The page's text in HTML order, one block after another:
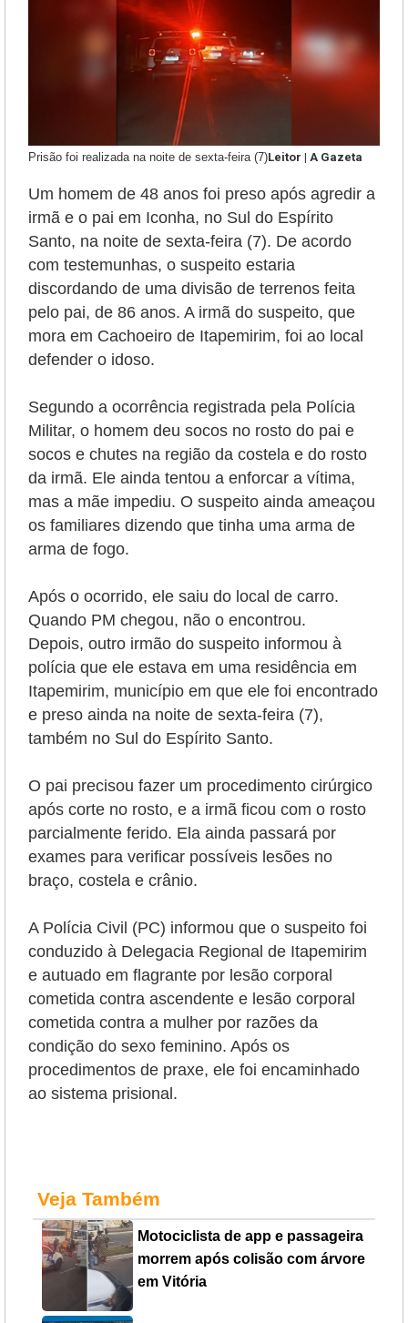
Prisão foi realizada na noite de sexta-feira (7)Leitor | A Gazeta
Um homem de 48 anos foi preso após agredir a
irmã e o pai em Iconha, no Sul do Espírito
Santo, na noite de sexta-feira (7). De acordo
com testemunhas, o suspeito estaria
discordando de uma divisão de terrenos feita
pelo pai, de 86 anos. A irmã do suspeito, que
mora em Cachoeiro de Itapemirim, foi ao local
defender o idoso.
Segundo a ocorrência registrada pela Polícia
Militar, o homem deu socos no rosto do pai e
socos e chutes na região da costela e do rosto
da irmã. Ele ainda tentou a enforcar a vítima,
mas a mãe impediu. O suspeito ainda ameaçou
os familiares dizendo que tinha uma arma de
arma de fogo.
Após o ocorrido, ele saiu do local de carro.
Quando PM chegou, não o encontrou.
Depois, outro irmão do suspeito informou à
polícia que ele estava em uma residência em
Itapemirim, município em que ele foi encontrado
e preso ainda na noite de sexta-feira (7),
também no Sul do Espírito Santo.
O pai precisou fazer um procedimento cirúrgico
após corte no rosto, e a irmã ficou com o rosto
parcialmente ferido. Ela ainda passará por
exames para verificar possíveis lesões no
braço, costela e crânio.
A Polícia Civil (PC) informou que o suspeito foi
conduzido à Delegacia Regional de Itapemirim
e autuado em flagrante por lesão corporal
cometida contra ascendente e lesão corporal
cometida contra a mulher por razões da
condição do sexo feminino. Após os
procedimentos de praxe, ele foi encaminhado
ao sistema prisional.
Veja Também
Motociclista de app e passageira
morrem após colisão com árvore
em Vitória